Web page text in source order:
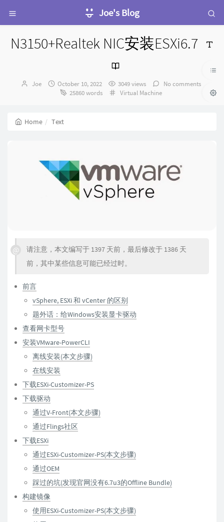
Joe's Blog
N3150+Realtek NIC安装ESXi6.7
Author：
Joe
发
布
October 10, 2022 3049 views
No comments
25860 words
Categories：
Virtual Machine
Home Text
请注意，本文编写于 1397 天前，最后修改于 1386 天
前，其中某些信息可能已经过时。
前言
vSphere, ESXi 和 vCenter 的区别
题外话：给Windows安装显卡驱动
查看网卡型号
安装VMware-PowerCLI
离线安装(本文步骤)
在线安装
下载ESXi-Customizer-PS
下载驱动
通过V-Front(本文步骤)
通过Flings社区
下载ESXi
通过ESXi-Customizer-PS(本文步骤)
通过OEM
踩过的坑(发现官网没有6.7u3的Offline Bundle)
构建镜像
使用ESXi-Customizer-PS(本文步骤)